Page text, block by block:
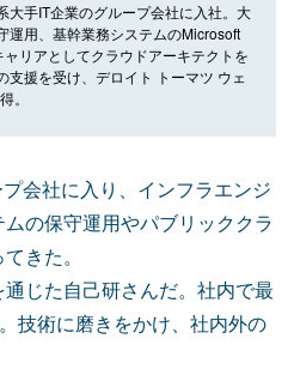
大手IT企業のグループ会社に入社。大
運用、基幹業務システムのMicrosoft
リアとしてクラウドアーキテクトを
支援を受け、デロイト トーマツ ウェ
。
会社に入り、インフラエンジ
の保守運用やパブリッククラ
きた。
じた自己研さんだ。社内で最
技術に磨きをかけ、社内外の